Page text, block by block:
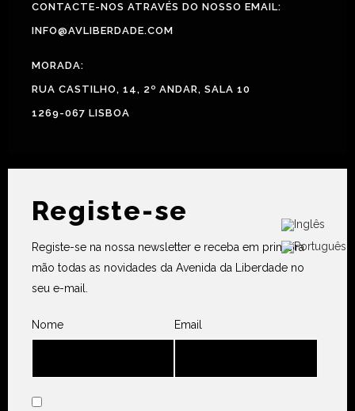
CONTACTE-NOS ATRAVÉS DO NOSSO EMAIL:
INFO@AVLIBERDADE.COM
MORADA:
RUA CASTILHO, 14, 2º ANDAR, SALA 10
1269-067 LISBOA
Registe-se
Registe-se na nossa newsletter e receba em primeira
mão todas as novidades da Avenida da Liberdade no
seu e-mail.
Nome Email